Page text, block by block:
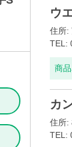
ウ
住所:
TEL:
商
カ
住所:
TEL: